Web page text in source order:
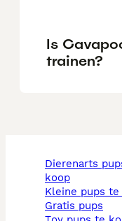
Is
trainen?
dierenarts pups te
koop
kleine pups
gratis pups